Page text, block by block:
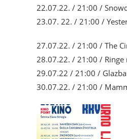
22.07.22. / 21:00 /
23.07. 22. / 21:00 /
27.07.22. / 21:00 / The
28.07.22. / 21:00 /
29.07.22 / 21:00 /
30.07.22. / 21:00 /